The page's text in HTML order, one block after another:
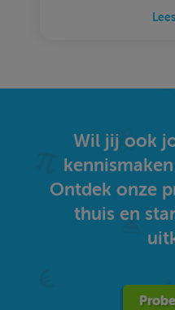
Wil jij ook
Ontdek onze
thuis en